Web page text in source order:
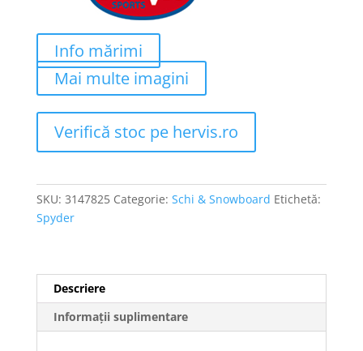
Info mărimi
Mai multe imagini
Verifică stoc pe hervis.ro
SKU: 3147825 Categorie: Schi & Snowboard Etichetă:
Spyder
Descriere
Informații suplimentare